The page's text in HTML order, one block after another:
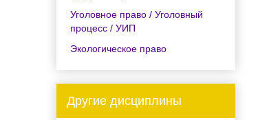
Уголовное право / Уголовный
процесс / УИП
Экологическое право
Другие дисциплины